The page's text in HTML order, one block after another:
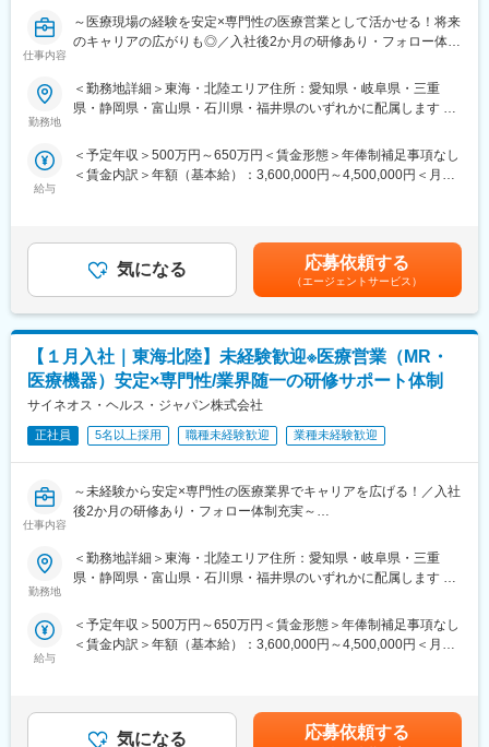
直雇用へ転籍するチャンスもあります。
（ご自身に合わないと感じられた場合、オファーを断ることも勿
・転勤は東北・関東などエリア単位内で限定することができ、一
方的に配属エリアを決定されることもありません。
※CSOとは…
社の社員を取引先企業に派遣し、派遣先の営業として活躍いただ
くことでメーカーを支援しています。
プロジェクトごとに異なりますが、同社または配属先のメーカー
にて研修が十分にございます。
プロジェクト配属後もマネージャーが丁寧に支援します。日々の
仕事の悩みやキャリア相談だけでなく、業務に不安がある際など
もしっかりとケアします。業界でも特に支援が手厚いと評判で
す。
◇LINEの企業アカウントから、沿革・事業内容・先輩社員インタ
ビュー等が閲覧可能です◇
https://liff.line.me/1655046877-Gm8rqdqY/landing?
変更の範囲：会社の定める業務
仕事内容
～医療現場の経験を安定×専門性の医療営業として活かせる！将来
のキャリアの広がりも◎／入社後2か月の研修あり・フォロー体制
■ 仕事概要
未経験から、医療業界の専門職であるMR（医薬情報担当者）とし
当社は製薬・医療機器メーカーの営業業務を担う
「CSO（Contract Sales Organization）」で、多くの未経験者が
医師などに提案するため、市場では需要が高まり、希少性も増し
ています。
・MRとは
主に医師や薬剤師等へ、担当製品の情報提供を行います。担当施
設の患者様に応じた情報提供や、担当製品の処方後の情報収集を
行います。
※MRだけでなく、医療機器営業職としてアサインされる可能性も
ございます。
本的なビジネスマナーから、医療営業として必要な知識まで、同
期社員と支えあいながら習得することが可能です。
ェクトは製薬・医療機器メーカーのいずれかに配属します。
配属後も知識とスキルアップのために様々な研修をご用意してい
■明確な評価制度／やりがいや努力がきちんと報われる報酬制度
自身の成果や頑張りが客観的に評価され、年収に反映されます。
る報酬制度になっています。
勤務地
＜勤務地詳細＞東海・北陸エリア住所：愛知県・岐阜県・三重
県・静岡県・富山県・石川県・福井県のいずれかに配属します 受
給与
＜予定年収＞500万円～650万円＜賃金形態＞年俸制補足事項なし
＜賃金内訳＞年額（基本給）：3,600,000円～4,500,000円＜月額
動・四半期一時金：10万円（四半期に1回、10万円程度支給）※た
だし支給条件有。他、永続勤務報奨金（3年勤務5万円支給、5年
勤務10万円…）ございます。賃金はあくまでも目安の金額であ
り、選考を通じて上下する可能性があります。月給(月額)は固定手
当を含めた表記です。
気になる 応募依頼する
（エージェントサービス）
【１月入社｜東海北陸】未経験歓迎※医療営業（MR・
医療機器）安定×専門性/業界随一の研修サポート体制
サイネオス・ヘルス・ジャパン株式会社
正社員 5名以上採用 職種未経験歓迎 業種未経験歓迎
仕事内容
～未経験から安定×専門性の医療業界でキャリアを広げる！／入社
後2か月の研修あり・フォロー体制充実～
大手企業で安定就業】
てキャリアをスタートできるポジションです。
当社は製薬・医療機器メーカーの営業業務を担う
2カ月の集中研修で業界の基礎から学べるため、医療業界が初めて
勤務地
＜勤務地詳細＞東海・北陸エリア住所：愛知県・岐阜県・三重
県・静岡県・富山県・石川県・福井県のいずれかに配属します 受
給与
＜予定年収＞500万円～650万円＜賃金形態＞年俸制補足事項なし
＜賃金内訳＞年額（基本給）：3,600,000円～4,500,000円＜月額
動・四半期一時金：10万円（四半期に1回、10万円程度支給）※た
だし支給条件有。他、永続勤務報奨金（3年勤務5万円支給、5年
気になる 応募依頼する